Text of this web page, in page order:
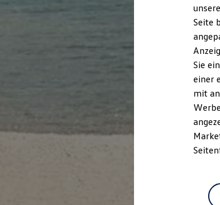
Versicherungen & Garantien
Restschuldversicherung
Wartungsverträge
Reparatur, Pflege & Inspektion
Service-Vorteile bei Volkswagen
Economy Service
Seite
Sie
einer
mit